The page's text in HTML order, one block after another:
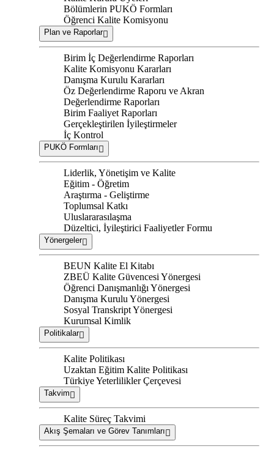
Bölümlerin PUKÖ Formları
Öğrenci Kalite Komisyonu
Plan ve Raporlar
Birim İç Değerlendirme Raporları
Kalite Komisyonu Kararları
Danışma Kurulu Kararları
Öz Değerlendirme Raporu ve Akran
Değerlendirme Raporları
Birim Faaliyet Raporları
Gerçekleştirilen İyileştirmeler
İç Kontrol
PUKÖ Formları
Liderlik, Yönetişim ve Kalite
Eğitim - Öğretim
Araştırma - Geliştirme
Toplumsal Katkı
Uluslararasılaşma
Düzeltici, İyileştirici Faaliyetler Formu
Yönergeler
BEUN Kalite El Kitabı
ZBEÜ Kalite Güvencesi Yönergesi
Öğrenci Danışmanlığı Yönergesi
Danışma Kurulu Yönergesi
Sosyal Transkript Yönergesi
Kurumsal Kimlik
Politikalar
Kalite Politikası
Uzaktan Eğitim Kalite Politikası
Türkiye Yeterlilikler Çerçevesi
Takvim
Kalite Süreç Takvimi
Akış Şemaları ve Görev Tanımları